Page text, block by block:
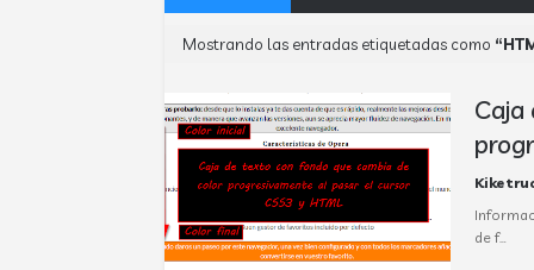
Mostrando las entradas etiquetadas como
Caja
de f…